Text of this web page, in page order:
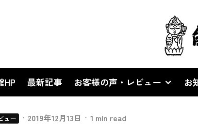
HP 最新記事 お客様の声・レビュー お
ュー · 2019年12月13日 · 1 min read